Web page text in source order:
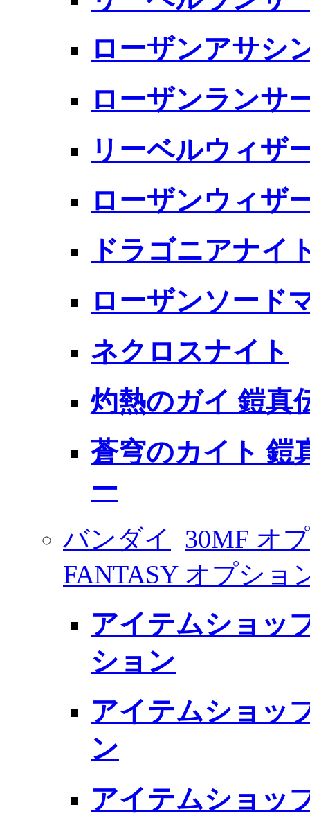
ローザンアサシ
ローザンランサ
リーベルウィザ
ローザンウィザ
ドラゴニアナイ
ローザンソード
ネクロスナイト
灼熱のガイ 鎧真
蒼穹のカイト 鎧
ー
バンダイ
30MF オ
FANTASY オプショ
アイテムショッ
ション
アイテムショッ
ン
アイテムショッ